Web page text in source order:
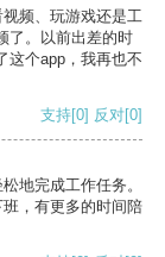
频、玩游戏还是工
了。以前出差的时
这个app，我再也不
支持[0] 反对[0]
地完成工作任务。
，有更多的时间陪